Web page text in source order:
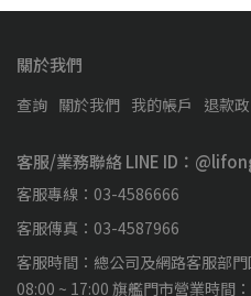
關於我們
查詢 關於我們 我的帳戶 退款
客服/業務聯絡 LINE ID：
客服專線：03-4586666
客服傳真：03-4587966
客服時間：總公司及網路客服部
08:00 ~ 17:00 旗艦門市營業時間